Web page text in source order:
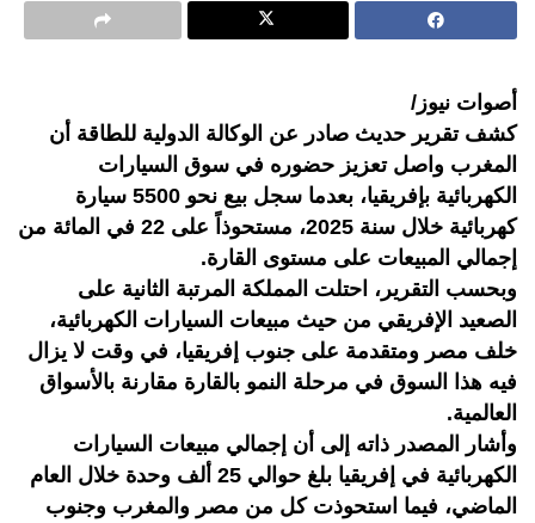
أصوات نيوز/
كشف تقرير حديث صادر عن الوكالة الدولية للطاقة أن
المغرب واصل تعزيز حضوره في سوق السيارات
الكهربائية بإفريقيا، بعدما سجل بيع نحو 5500 سيارة
كهربائية خلال سنة 2025، مستحوذاً على 22 في المائة من
إجمالي المبيعات على مستوى القارة.
وبحسب التقرير، احتلت المملكة المرتبة الثانية على
الصعيد الإفريقي من حيث مبيعات السيارات الكهربائية،
خلف مصر ومتقدمة على جنوب إفريقيا، في وقت لا يزال
فيه هذا السوق في مرحلة النمو بالقارة مقارنة بالأسواق
العالمية.
وأشار المصدر ذاته إلى أن إجمالي مبيعات السيارات
الكهربائية في إفريقيا بلغ حوالي 25 ألف وحدة خلال العام
الماضي، فيما استحوذت كل من مصر والمغرب وجنوب